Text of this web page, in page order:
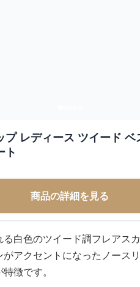
プ レディース ツイード ベ
ト
商品の詳細を見る
白色のツイード調フレアス
がアクセントになったノース
徴です。